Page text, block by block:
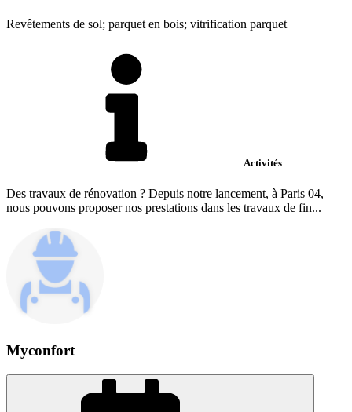
Revêtements de sol; parquet en bois; vitrification parquet
Activités
Des travaux de rénovation ? Depuis notre lancement, à Paris 04,
nous pouvons proposer nos prestations dans les travaux de fin...
Myconfort